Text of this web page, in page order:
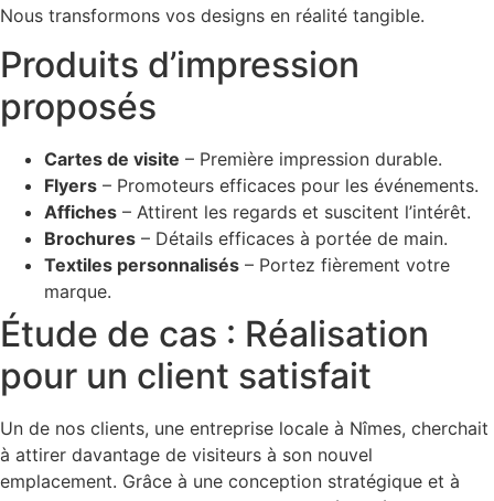
Nous transformons vos designs en réalité tangible.
Produits d’impression
proposés
Cartes de visite – Première impression durable.
Flyers – Promoteurs efficaces pour les événements.
Affiches – Attirent les regards et suscitent l’intérêt.
Brochures – Détails efficaces à portée de main.
Textiles personnalisés – Portez fièrement votre
marque.
Étude de cas : Réalisation
pour un client satisfait
Un de nos clients, une entreprise locale à Nîmes, cherchait
à attirer davantage de visiteurs à son nouvel
emplacement. Grâce à une conception stratégique et à